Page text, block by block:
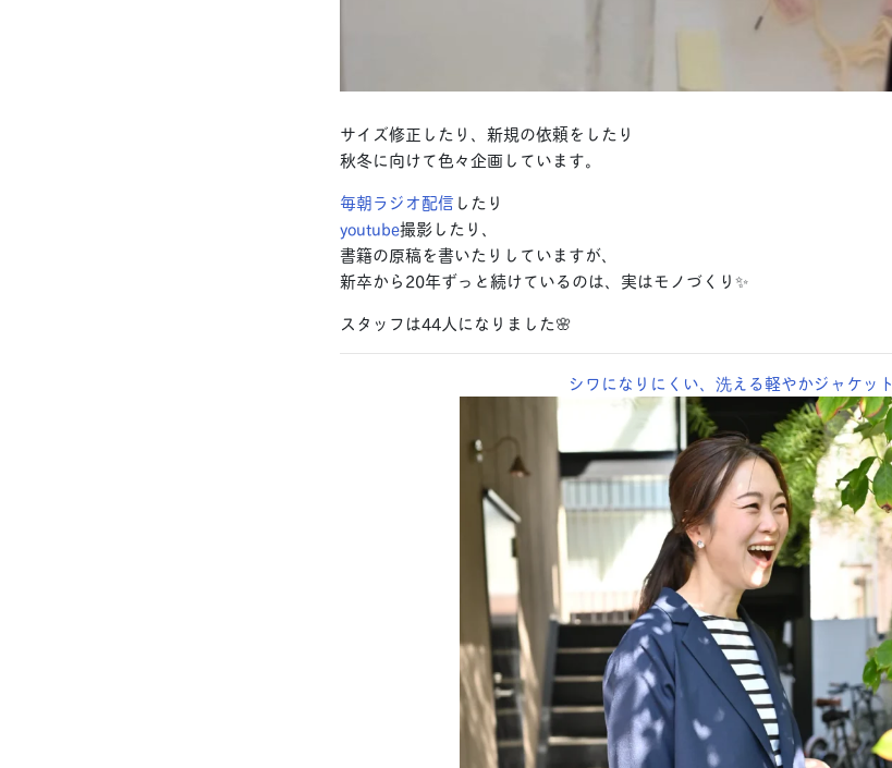
サイズ修正したり、新規の依頼をしたり
秋冬に向けて色々企画しています。
毎朝ラジオ配信 したり
youtube撮影したり、
書籍の原稿を書いたりしていますが、
新卒から20年ずっと続けているのは、実はモノづくり✨
スタッフは44人になりました🌸
シワになりにくい、洗える軽やかジャケット